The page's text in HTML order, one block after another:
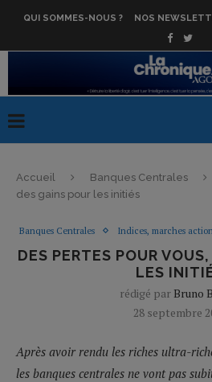
QUI SOMMES-NOUS ? NOS
Accueil Banques Centrales
des gains pour les initiés
Banques Centrales Indices, marches
DES PERTES POUR
LES
rédigé par Bruno
28 septembre
Après avoir rendu les riches ultra-
les banques centrales ne vont pas